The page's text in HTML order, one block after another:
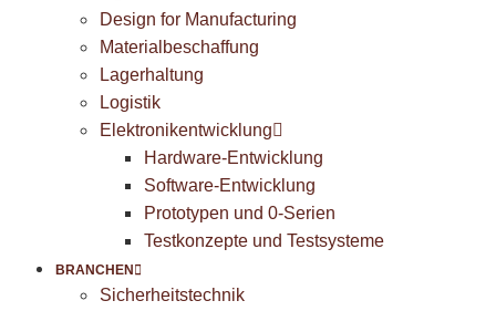
Design for Manufacturing
Materialbeschaffung
Lagerhaltung
Logistik
Elektronikentwicklung
Hardware-Entwicklung
Software-Entwicklung
Prototypen und 0-Serien
Testkonzepte und Testsysteme
BRANCHEN
Sicherheitstechnik